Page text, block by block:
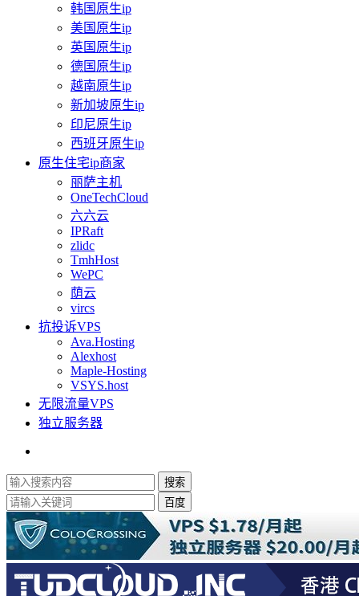
韩国原生ip
美国原生ip
英国原生ip
德国原生ip
越南原生ip
新加坡原生ip
印尼原生ip
西班牙原生ip
原生住宅ip商家
丽萨主机
OneTechCloud
六六云
IPRaft
zlidc
TmhHost
WePC
荫云
vircs
抗投诉VPS
Ava.Hosting
Alexhost
Maple-Hosting
VSYS.host
无限流量VPS
独立服务器